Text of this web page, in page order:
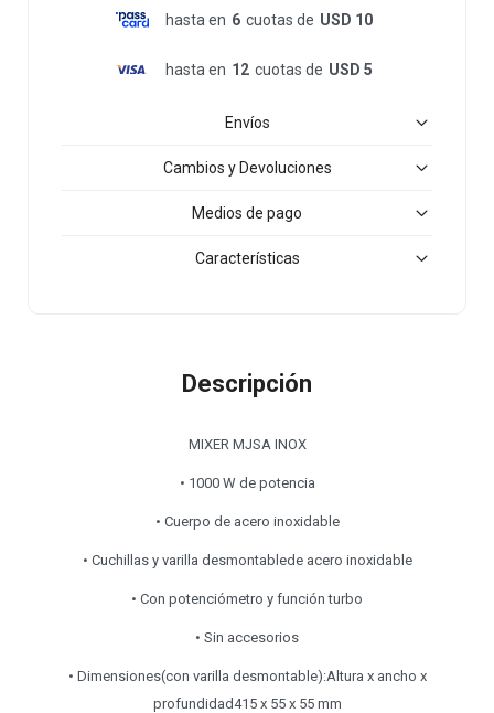
hasta en 6 cuotas de USD 10
hasta en 12 cuotas de USD 5
Envíos
Cambios y Devoluciones
Medios de pago
Características
Descripción
MIXER MJSA INOX
• 1000 W de potencia
• Cuerpo de acero inoxidable
• Cuchillas y varilla desmontablede acero inoxidable
• Con potenciómetro y función turbo
• Sin accesorios
• Dimensiones(con varilla desmontable):Altura x ancho x
profundidad415 x 55 x 55 mm